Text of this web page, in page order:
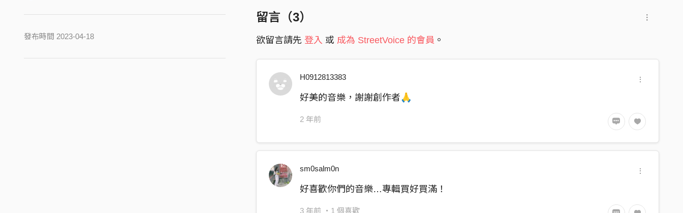
發布時間 2023-04-18
留言（3）
欲留言請先 登入 或 成為 StreetVoice 的會員 。
H0912813383
好美的音樂，謝謝創作者🙏
2 年前
sm0salm0n
好喜歡你們的音樂…專輯買好買滿！
3 年前 ・1 個喜歡